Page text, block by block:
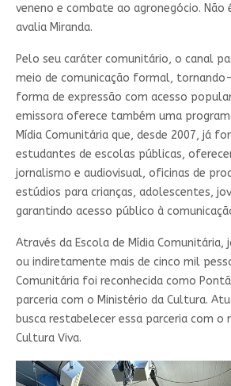
veneno e combate ao agronegócio. Não
avalia Miranda.
Pelo seu caráter comunitário, o canal
meio de comunicação formal,
forma de expressão com acesso
emissora oferece também uma
Mídia Comunitária que, desde 2007, já
estudantes de escolas públicas,
jornalismo e audiovisual, oficinas de
estúdios para crianças, adolescentes,
garantindo acesso público à
Através da Escola de Mídia Comunitária,
ou indiretamente mais de cinco mil
Comunitária foi reconhecida como
parceria com o Ministério da Cultura.
busca restabelecer essa parceria com o
Cultura Viva.